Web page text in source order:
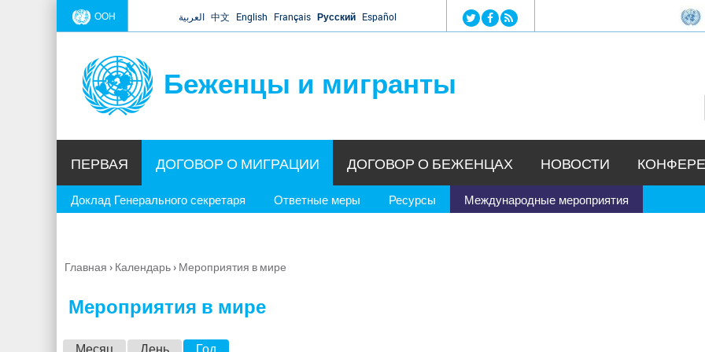
Jump to navigation
ООН العربية 中文 English Français Русский Español
Беженцы и мигранты
ПЕРВАЯ ДОГОВОР О МИГРАЦИИ
Доклад Генерального секретаря Ответные меры Ресурсы Международные мероприятия
ДОГОВОР О БЕЖЕНЦАХ НОВОСТИ
Вы
Главная › Календарь› Мероприятия в мире
Мероприятия в мире